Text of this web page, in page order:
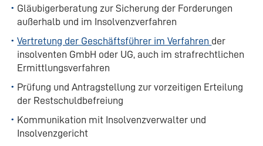
Gläubigerberatung zur Sicherung der Forderungen
außerhalb und im Insolvenzverfahren
Vertretung der Geschäftsführer im Verfahren der
insolventen GmbH oder UG, auch im strafrechtlichen
Ermittlungsverfahren
Prüfung und Antragstellung zur vorzeitigen Erteilung
der Restschuldbefreiung
Kommunikation mit Insolvenzverwalter und
Insolvenzgericht